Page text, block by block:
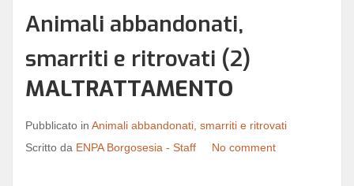
Animali abbandonati,
smarriti e ritrovati (2)
MALTRATTAMENTO
Pubblicato in Animali abbandonati, smarriti e ritrovati
Scritto da ENPA Borgosesia - Staff No comment
Hai dimenticato la password?
Hai dimenticato il nome utente?